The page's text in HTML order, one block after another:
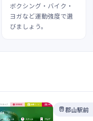
ボクシング・バイク・
ヨガなど運動強度で選
びましょう。
郡山駅前